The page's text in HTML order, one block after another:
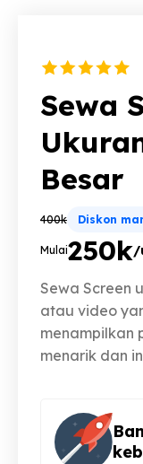
Sewa
Besar
400k Diskon
Mulai250k/
Sewa Screen
atau video
menampilkan
menarik dan